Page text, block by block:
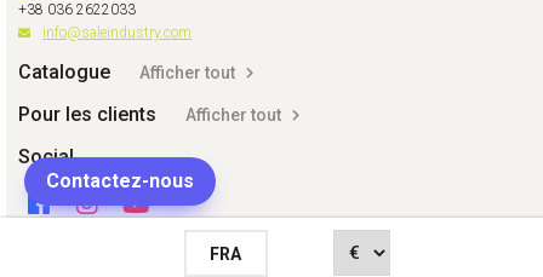
FRA
+38 036 2622033
info@saleindustry.com
Catalogue Afficher tout
Pour les clients Afficher tout
Social
Contactez-nous